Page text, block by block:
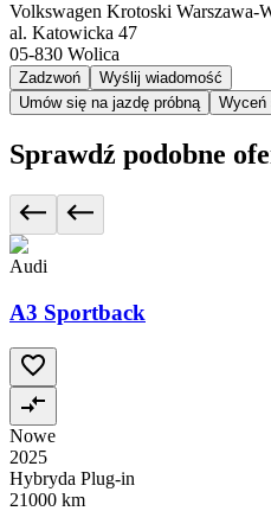
Volkswagen Krotoski Warszawa-
al. Katowicka 47
05-830 Wolica
Zadzwoń
Wyślij wiadomość
Umów się na jazdę próbną
Wyceń
Sprawdź podobne
Audi
A3 Sportback
Nowe
2025
Hybryda Plug-in
21000 km